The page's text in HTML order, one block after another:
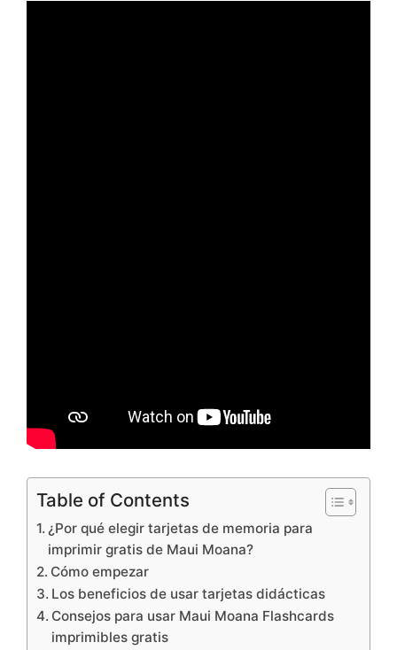
Table of Contents
¿Por qué elegir tarjetas de memoria para
imprimir gratis de Maui Moana?
Cómo empezar
Los beneficios de usar tarjetas didácticas
Consejos para usar Maui Moana Flashcards
imprimibles gratis